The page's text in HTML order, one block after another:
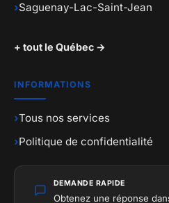
›Saguenay-Lac-Saint-Jean
+ tout le Québec →
INFORMATIONS
›Tous nos services
›Politique de confidentialité
DEMANDE RAPIDE
Obtenez une réponse